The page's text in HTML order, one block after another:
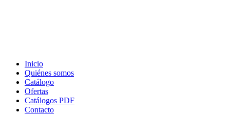
Inicio
Quiénes somos
Catálogo
Ofertas
Catálogos PDF
Contacto